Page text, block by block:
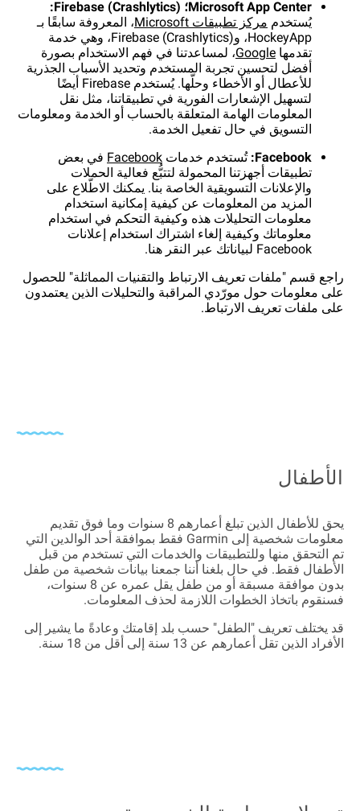
يُستخدم مركز تطبيقات Microsoft
، المعروفة سابقًا بـ
HockeyApp، وFirebase (Crashlytics)، وهي خدمة
تقدمها
، لمساعدتنا في فهم الاستخدام بصورة
أفضل لتحسين تجربة المستخدم وتحديد الأسباب الجذرية
للأعطال أو الأخطاء وحلّها. يُستخدم Firebase أيضًا
لتسهيل الإشعارات الفورية في تطبيقاتنا، مثل نقل
المعلومات الهامة المتعلقة بالحساب أو الخدمة ومعلومات
التسويق في حال تفعيل الخدمة.
تُستخدم خدمات
في بعض
تطبيقات أجهزتنا المحمولة لتتبُّع فعالية الحملات
والإعلانات التسويقية الخاصة بنا. يمكنك الاطّلاع على
المزيد من المعلومات عن كيفية إمكانية استخدام
معلومات التحليلات هذه وكيفية التحكم في استخدام
معلوماتك وكيفية إلغاء اشتراك استخدام إعلانات
Facebook لبياناتك عبر النقر هنا.
راجع قسم "ملفات تعريف الارتباط والتقنيات المماثلة" للحصول
على معلومات حول مورّدي المراقبة والتحليلات الذين يعتمدون
على ملفات تعريف الارتباط.
الأطفال
يحق للأطفال الذين تبلغ أعمارهم 8 سنوات وما فوق تقديم
معلومات شخصية إلى Garmin فقط بموافقة أحد الوالدين التي
تم التحقق منها وللتطبيقات والخدمات التي تستخدم من قبل
الأطفال فقط. في حال بلغنا أننا جمعنا بيانات شخصية من طفل
بدون موافقة مسبقة أو من طفل يقل عمره عن 8 سنوات،
فسنقوم باتخاذ الخطوات اللازمة لحذف المعلومات.
قد يختلف تعريف "الطفل" حسب بلد إقامتك وعادةً ما يشير إلى
الأفراد الذين تقل أعمارهم عن 13 سنة إلى أقل من 18 سنة.